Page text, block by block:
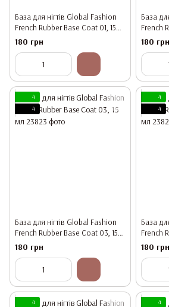
База для нігтів Global Fashion
French Rubber Base Coat 01, 15
мл
180 грн
База
French
мл
180 грн
4
4
База для нігтів Global Fashion
French Rubber Base Coat 03, 15
мл
180 грн
4
4
База
French
мл
180 грн
4
4